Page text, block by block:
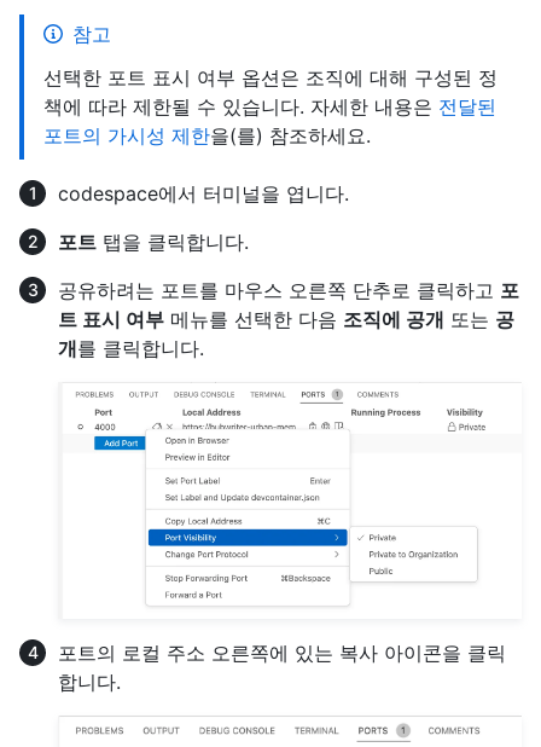
참고
선택한 포트 표시 여부 옵션은 조직에 대해 구성된 정
책에 따라 제한될 수 있습니다. 자세한 내용은 전달된
포트의 가시성 제한을(를) 참조하세요.
codespace에서 터미널을 엽니다.
포트 탭을 클릭합니다.
공유하려는 포트를 마우스 오른쪽 단추로 클릭하고 포
트 표시 여부 메뉴를 선택한 다음 조직에 공개 또는 공
개를 클릭합니다.
포트의 로컬 주소 오른쪽에 있는 복사 아이콘을 클릭
합니다.